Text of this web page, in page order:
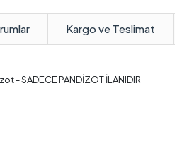
Kargo ve Teslimat
- SADECE PANDİZOT İLANIDIR